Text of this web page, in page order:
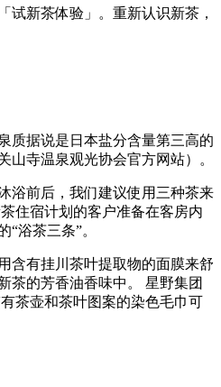
试新茶体验」。重新认识新茶，
质据说是日本盐分含量第三高的
山寺温泉观光协会官方网站）。
浴前后，我们建议使用三种茶来
住宿计划的客户准备在客房内
“浴茶三条”。
含有挂川茶叶提取物的面膜来舒
茶的芳香油香味中。 星野集团
茶壶和茶叶图案的染色毛巾可